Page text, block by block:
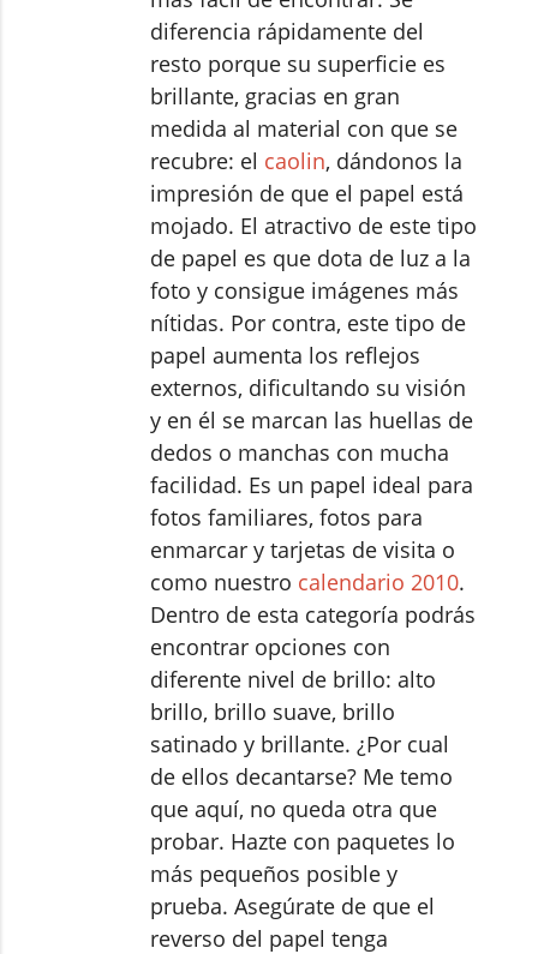
diferencia rápidamente del
resto porque su superficie es
brillante, gracias en gran
medida al material con que se
recubre: el caolin, dándonos la
impresión de que el papel está
mojado. El atractivo de este tipo
de papel es que dota de luz a la
foto y consigue imágenes más
nítidas. Por contra, este tipo de
papel aumenta los reflejos
externos, dificultando su visión
y en él se marcan las huellas de
dedos o manchas con mucha
facilidad. Es un papel ideal para
fotos familiares, fotos para
enmarcar y tarjetas de visita o
como nuestro calendario 2010.
Dentro de esta categoría podrás
encontrar opciones con
diferente nivel de brillo: alto
brillo, brillo suave, brillo
satinado y brillante. ¿Por cual
de ellos decantarse? Me temo
que aquí, no queda otra que
probar. Hazte con paquetes lo
más pequeños posible y
prueba. Asegúrate de que el
reverso del papel tenga